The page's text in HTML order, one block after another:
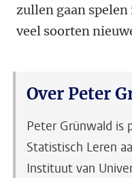
zullen gaan
veel soorten
Over Peter
Peter Grünwald is
Statistisch Leren
Instituut van